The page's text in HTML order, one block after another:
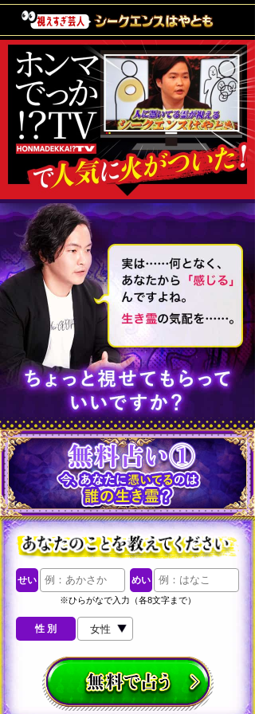
せい めい
※ひらがなで入力（各8文字まで）
性 別